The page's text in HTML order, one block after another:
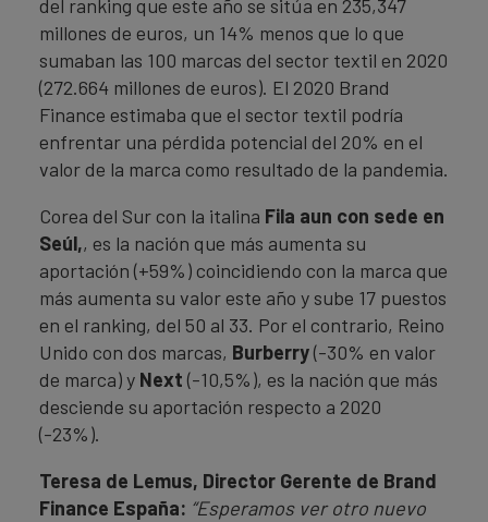
del ranking que este año se sitúa en 235,347
millones de euros, un 14% menos que lo que
sumaban las 100 marcas del sector textil en 2020
(272.664 millones de euros). El 2020 Brand
Finance estimaba que el sector textil podría
enfrentar una pérdida potencial del 20% en el
valor de la marca como resultado de la pandemia.
Corea del Sur con la italina Fila aun con sede en
Seúl,, es la nación que más aumenta su
aportación (+59%) coincidiendo con la marca que
más aumenta su valor este año y sube 17 puestos
en el ranking, del 50 al 33. Por el contrario, Reino
Unido con dos marcas, Burberry(-30% en valor
de marca) y Next (-10,5%), es la nación que más
desciende su aportación respecto a 2020
(-23%).
Teresa de Lemus, Director Gerente de Brand
Finance España: “Esperamos ver otro nuevo